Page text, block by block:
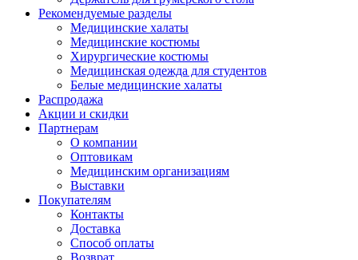
Рекомендуемые разделы
Медицинские халаты
Медицинские костюмы
Хирургические костюмы
Медицинская одежда для студентов
Белые медицинские халаты
Распродажа
Акции и скидки
Партнерам
О компании
Оптовикам
Медицинским организациям
Выставки
Покупателям
Контакты
Доставка
Способ оплаты
Возврат